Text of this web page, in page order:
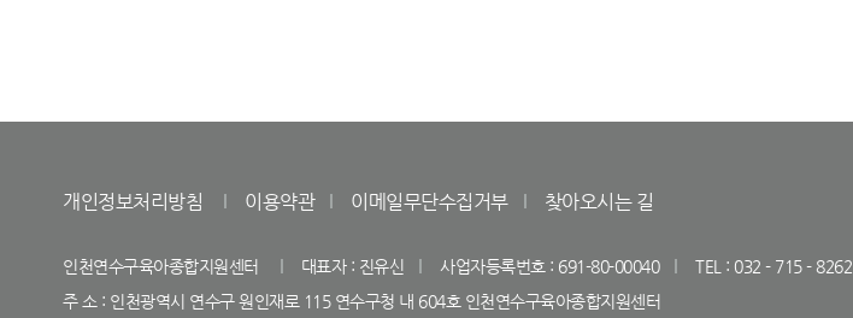
개인정보처리방침 이용약관 이메일무단수집거부 찾아오시는 길
인천연수구육아종합지원센터 대표자 : 진유신 사업자등록번호 : 691-80-00040
TEL : 032 - 715 - 8262
주 소 : 인천광역시 연수구 원인재로 115 연수구청 내 604호 인천연수구육아종합지원센터